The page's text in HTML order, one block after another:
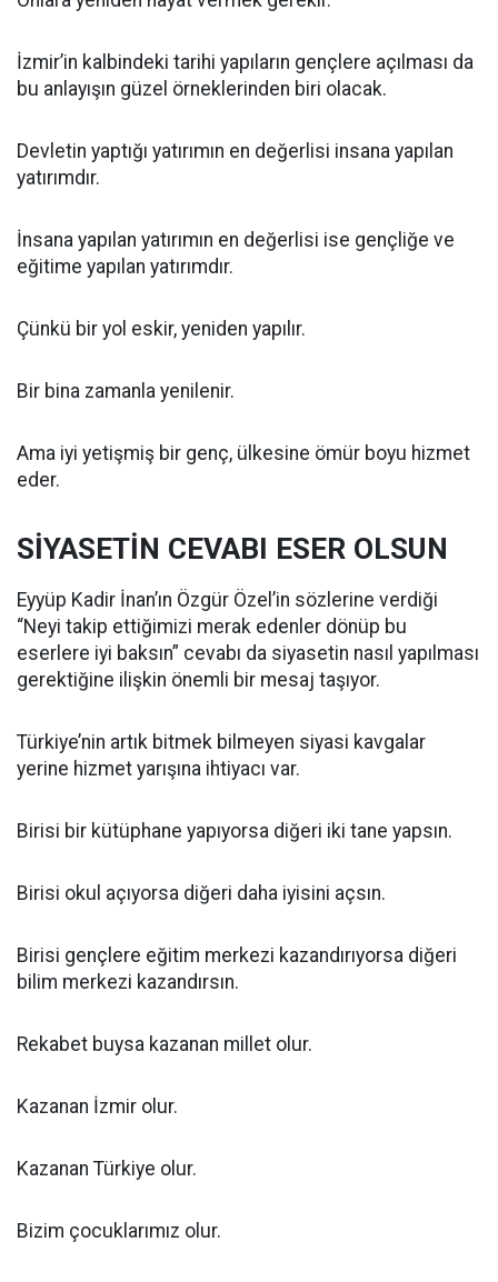
İzmir’in kalbindeki tarihi yapıların gençlere açılması da
bu anlayışın güzel örneklerinden biri olacak.
Devletin yaptığı yatırımın en değerlisi insana yapılan
yatırımdır.
İnsana yapılan yatırımın en değerlisi ise gençliğe ve
eğitime yapılan yatırımdır.
Çünkü bir yol eskir, yeniden yapılır.
Bir bina zamanla yenilenir.
Ama iyi yetişmiş bir genç, ülkesine ömür boyu hizmet
eder.
SİYASETİN CEVABI ESER OLSUN
Eyyüp Kadir İnan’ın Özgür Özel’in sözlerine verdiği
“Neyi takip ettiğimizi merak edenler dönüp bu
eserlere iyi baksın” cevabı da siyasetin nasıl yapılması
gerektiğine ilişkin önemli bir mesaj taşıyor.
Türkiye’nin artık bitmek bilmeyen siyasi kavgalar
yerine hizmet yarışına ihtiyacı var.
Birisi bir kütüphane yapıyorsa diğeri iki tane yapsın.
Birisi okul açıyorsa diğeri daha iyisini açsın.
Birisi gençlere eğitim merkezi kazandırıyorsa diğeri
bilim merkezi kazandırsın.
Rekabet buysa kazanan millet olur.
Kazanan İzmir olur.
Kazanan Türkiye olur.
Bizim çocuklarımız olur.